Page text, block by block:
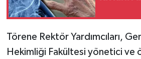
Törene Rektör Yardımcıları,
Hekimliği Fakültesi yönetici ve